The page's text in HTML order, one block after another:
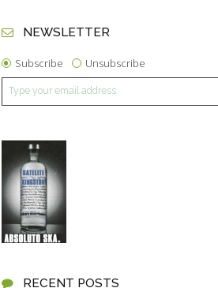
NEWSLETTER
Subscribe Unsubscribe
RECENT POSTS